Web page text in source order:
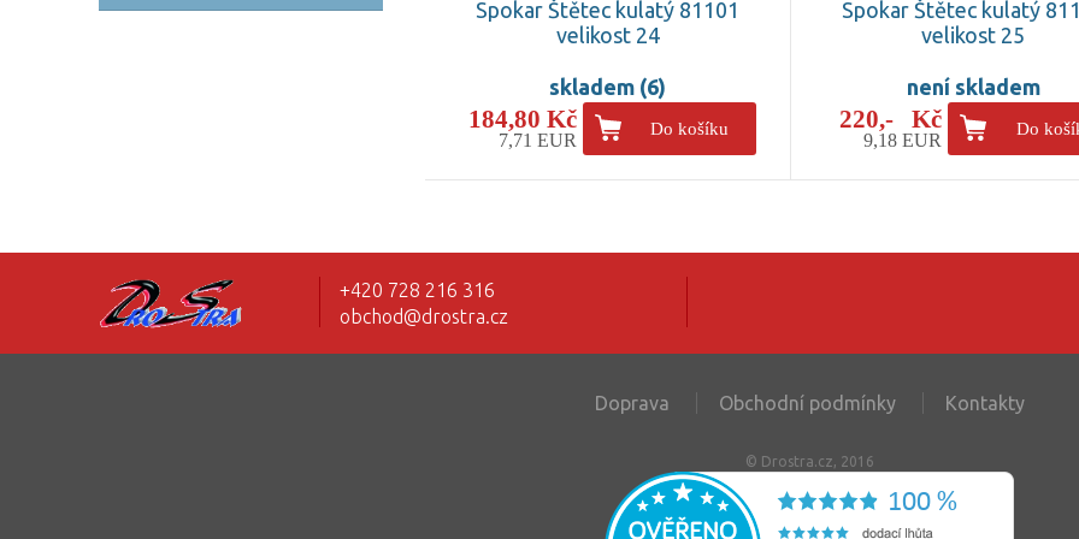
Spokar Štětec kulatý 81101
velikost 24
skladem (6)
184,80 Kč
7,71 EUR
Do košíku
Spokar Štětec kulatý
velikost 25
není skladem
220,- Kč
9,18 EUR
Do
+420 728 216 316
obchod@drostra.cz
Doprava Obchodní podmínky Kontakty
© Drostra.cz, 2016